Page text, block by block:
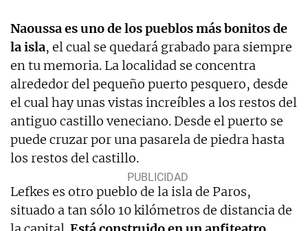
Naoussa es uno de los pueblos más bonitos de
la isla, el cual se quedará grabado para siempre
en tu memoria. La localidad se concentra
alrededor del pequeño puerto pesquero, desde
el cual hay unas vistas increíbles a los restos del
antiguo castillo veneciano. Desde el puerto se
puede cruzar por una pasarela de piedra hasta
los restos del castillo.
Lefkes es otro pueblo de la isla de Paros,
situado a tan sólo 10 kilómetros de distancia de